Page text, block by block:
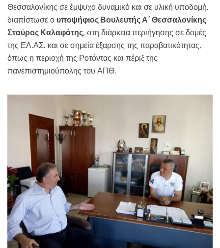
Θεσσαλονίκης σε έμψυχο δυναμικό και σε υλική υποδομή,
διαπίστωσε ο υποψήφιος Βουλευτής Α΄ Θεσσαλονίκης
Σταύρος Καλαφάτης, στη διάρκεια περιήγησης σε δομές
της ΕΛ.ΑΣ. και σε σημεία έξαρσης της παραβατικότητας,
όπως η περιοχή της Ροτόντας και πέριξ της
πανεπιστημιούπολης του ΑΠΘ.